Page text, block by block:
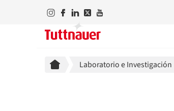
Breadcrumb
Laboratorio e Investigación